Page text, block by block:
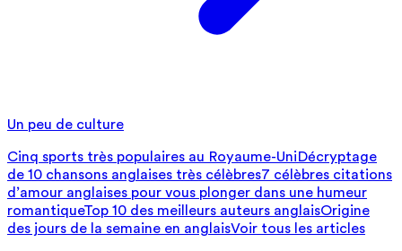
Un peu de culture
Cinq sports très populaires au Royaume-UniDécryptage
de 10 chansons anglaises très célèbres7 célèbres citations
d’amour anglaises pour vous plonger dans une humeur
romantiqueTop 10 des meilleurs auteurs anglaisOrigine
des jours de la semaine en anglaisVoir tous les articles